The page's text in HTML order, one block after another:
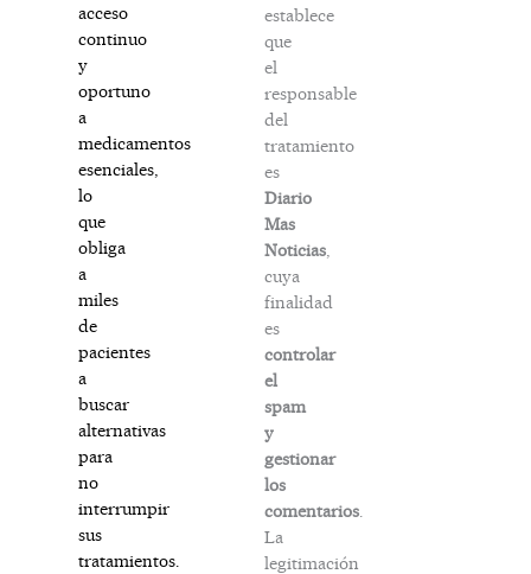
acceso
continuo
y
oportuno
a
medicamentos
esenciales,
lo
que
obliga
a
miles
de
pacientes
a
buscar
alternativas
para
no
interrumpir
sus
tratamientos.
establece
que
el
responsable
del
tratamiento
es
Diario
Mas
Noticias
cuya
finalidad
es
controlar
el
spam
y
gestionar
los
comentarios
La
legitimación